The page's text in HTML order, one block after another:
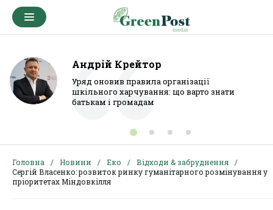
Андрій Крейтор
Уряд оновив правила організації
шкільного харчування: що варто знати
батькам і громадам
Головна Новини Еко
Відходи & забруднення
Сергій Власенко: розвиток ринку гуманітарного розмінування у
пріоритетах Міндовкілля